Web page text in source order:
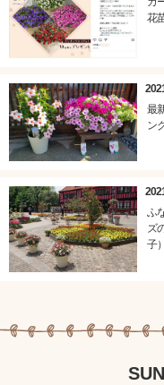
花
最
ン
ふ
ズ
子